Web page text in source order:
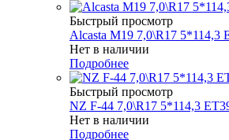
Быстрый просмотр
Alcasta M19 7,0\R17 5*114,3
Нет в наличии
Подробнее
Быстрый просмотр
NZ F-44 7,0\R17 5*114,3
Нет в наличии
Подробнее